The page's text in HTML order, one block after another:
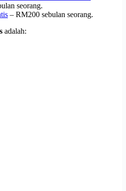
seorang.
– RM200 sebulan seorang.
adalah: